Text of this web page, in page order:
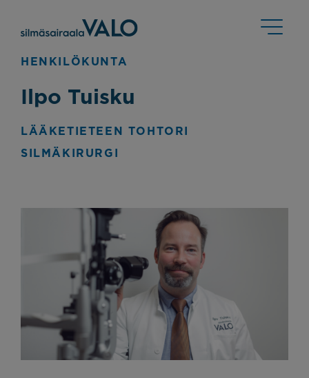
HENKILÖKUNTA
Ilpo Tuisku
LÄÄKETIETEEN TOHTORI
SILMÄKIRURGI